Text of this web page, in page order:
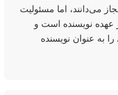
می‌دانند، اما مسئولیت
عهده نویسنده است و
به عنوان نویسنده